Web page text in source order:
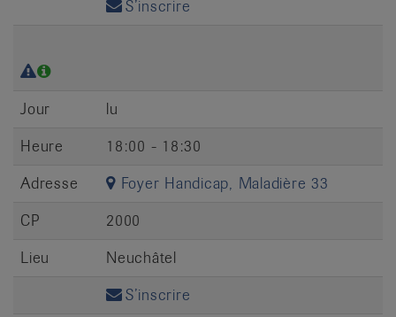
S’inscrire
Jour
lu
Heure
18:00 - 18:30
Adresse
Foyer Handicap, Maladière 33
CP
2000
Lieu
Neuchâtel
S’inscrire